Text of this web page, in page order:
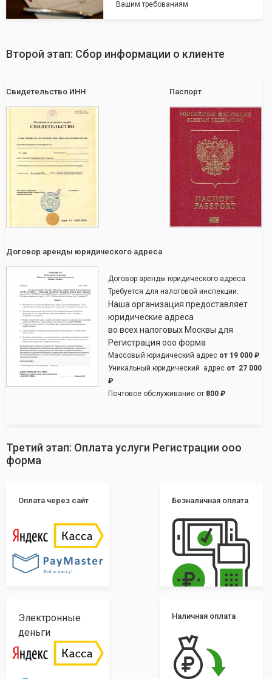
Вашим требованиям
Второй этап: Сбор информации о клиенте
Свидетельство ИНН Паспорт
Договор аренды юридического адреса
Договор аренды юридического адреса.
Требуется для налоговой инспекции.
Наша организация предоставляет
юридические адреса
во всех налоговых Москвы для
Регистрация ооо форма
Массовый юридический адрес от 19 000 ₽
Уникальный юридический адрес от 27 000
₽
Почтовое обслуживание от 800 ₽
Третий этап: Оплата услуги Регистрации ооо
форма
Оплата через сайт Безналичная оплата
Электронные
деньги
Наличная оплата